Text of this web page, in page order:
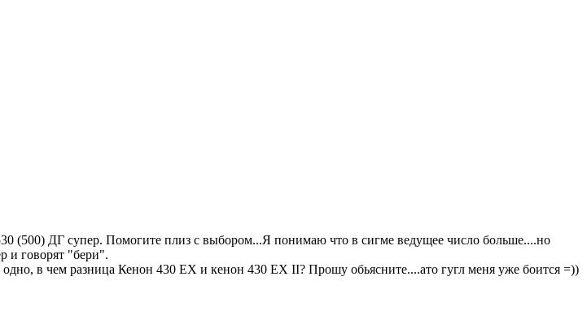
(500) ДГ супер. Помогите плиз с выбором...Я понимаю что в сигме ведущее число больше....но
и говорят "бери".
в чем разница Кенон 430 EX и кенон 430 EX II? Прошу обьясните....ато гугл меня уже боится =))